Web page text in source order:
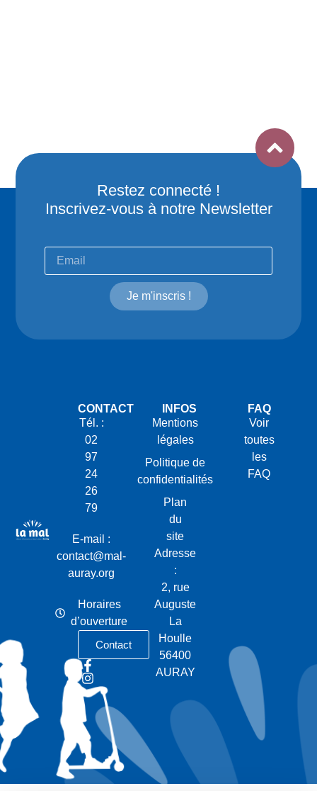
Restez connecté !
Inscrivez-vous à notre Newsletter
Je m'inscris !
CONTACT
Tél. :
02
97
24
26
79
E-mail :
contact@mal-
auray.org
Horaires
d’ouverture
Contact
INFOS
Mentions
légales
Politique de
confidentialités
Plan
du
site
Adresse
:
2, rue
Auguste
La
Houlle
56400
AURAY
FAQ
Voir
toutes
les
FAQ